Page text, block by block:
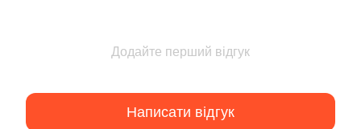
Додайте перший відгук
Написати відгук